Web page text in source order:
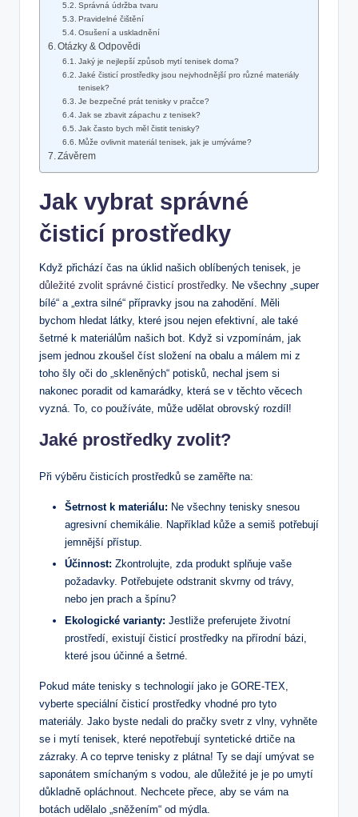
Správná údržba tvaru
Pravidelné čištění
Osušení a uskladnění
Otázky & Odpovědi
Jaký je nejlepší způsob mytí tenisek doma?
Jaké čisticí prostředky jsou nejvhodnější pro různé materiály
tenisek?
Je bezpečné prát tenisky v pračce?
Jak se zbavit zápachu z tenisek?
Jak často bych měl čistit tenisky?
Může ovlivnit materiál tenisek, jak je umýváme?
Závěrem
Jak vybrat správné
čisticí prostředky
Když přichází čas na úklid našich oblíbených tenisek, je
důležité zvolit správné čisticí prostředky. Ne všechny „super
bílé“ a „extra silné“ přípravky jsou na zahodění. Měli
bychom hledat látky, které jsou nejen efektivní, ale také
šetrné k materiálům našich bot. Když si vzpomínám, jak
jsem jednou zkoušel číst složení na obalu a málem mi z
toho šly oči do „skleněných“ potisků, nechal jsem si
nakonec poradit od kamarádky, která se v těchto věcech
vyzná. To, co používáte, může udělat obrovský rozdíl!
Jaké prostředky zvolit?
Při výběru čisticích prostředků se zaměřte na:
Šetrnost k materiálu: Ne všechny tenisky snesou
agresivní chemikálie. Například kůže a semiš potřebují
jemnější přístup.
Účinnost: Zkontrolujte, zda produkt splňuje vaše
požadavky. Potřebujete odstranit skvrny od trávy,
nebo jen prach a špínu?
Ekologické varianty: Jestliže preferujete životní
prostředí, existují čisticí prostředky na přírodní bázi,
které jsou účinné a šetrné.
Pokud máte tenisky s technologií jako je GORE-TEX,
vyberte speciální čisticí prostředky vhodné pro tyto
materiály. Jako byste nedali do pračky svetr z vlny, vyhněte
se i mytí tenisek, které nepotřebují syntetické drtiče na
zázraky. A co teprve tenisky z plátna! Ty se dají umývat se
saponátem smíchaným s vodou, ale důležité je je po umytí
důkladně opláchnout. Nechcete přece, aby se vám na
botách udělalo „sněžením“ od mýdla.